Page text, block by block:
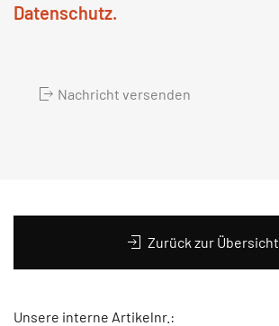
Datenschutz.
Nachricht versenden
Zurück zur Übersicht
Unsere interne Artikelnr.: